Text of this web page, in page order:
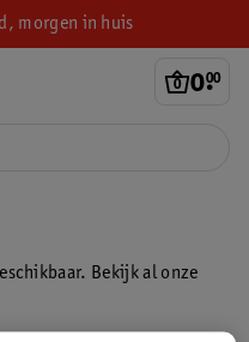
morgen in huis
0.
00
Bekijk al onze